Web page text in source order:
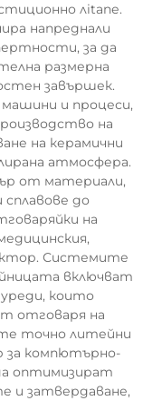
лitanе.
напреднали
за да
размерна
завършек.
и процеси,
на
на керамични
атмосфера.
от материали,
до
на
Системите
включват
които
отговаря на
точно литейни
за компютърно-
оптимизират
и затвердаване,